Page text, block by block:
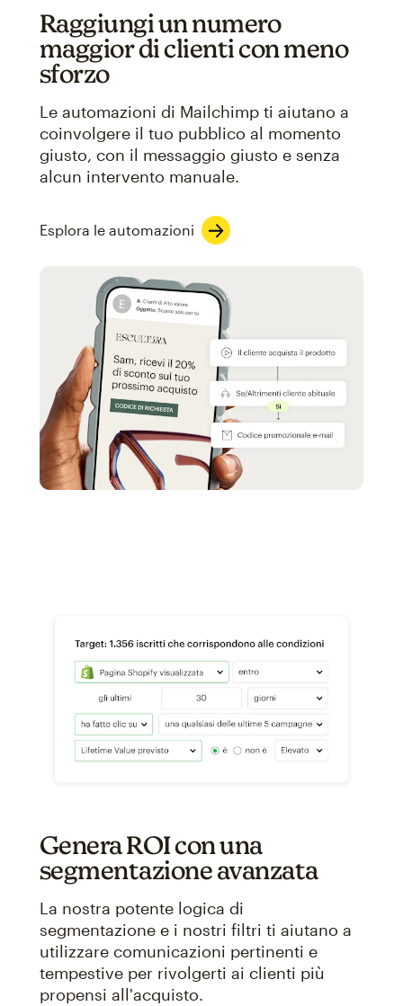
Raggiungi un numero
maggior di clienti con meno
sforzo
Le automazioni di Mailchimp ti aiutano a
coinvolgere il tuo pubblico al momento
giusto, con il messaggio giusto e senza
alcun intervento manuale.
Esplora le automazioni
Genera ROI con una
segmentazione avanzata
La nostra potente logica di
segmentazione e i nostri filtri ti aiutano a
utilizzare comunicazioni pertinenti e
tempestive per rivolgerti ai clienti più
propensi all'acquisto.